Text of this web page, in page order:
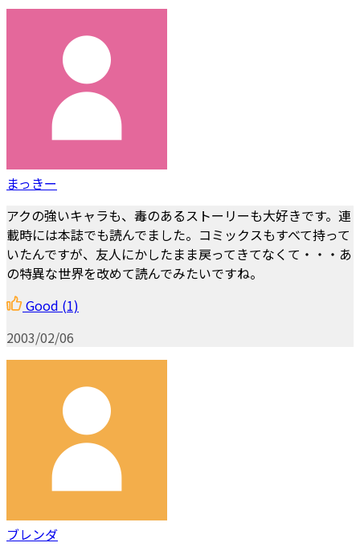
まっきー
アクの強いキャラも、毒のあるストーリーも大好きです。連
載時には本誌でも読んでました。コミックスもすべて持って
いたんですが、友人にかしたまま戻ってきてなくて・・・あ
の特異な世界を改めて読んでみたいですね。
Good (1)
2003/02/06
ブレンダ